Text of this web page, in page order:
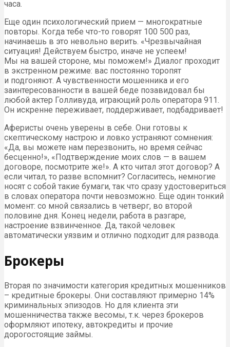
часа.
Еще один психологический прием — многократные
повторы. Когда тебе что-то говорят 100 500 раз,
начинаешь в это невольно верить. «Чрезвычайная
ситуация! Действуем быстро, иначе не успеем!
Мы на вашей стороне, мы поможем!» Диалог проходит
в экстренном режиме: вас постоянно торопят
и подгоняют. А чувственности мошенника и его
заинтересованности в вашей беде позавидовал бы
любой актер Голливуда, играющий роль оператора 911.
Он искренне переживает, поддерживает, подбадривает!
Аферисты очень уверены в себе. Они готовы к
скептическому настрою и ловко устраняют сомнения:
«Да, вы можете нам перезвонить, но время сейчас
бесценно!», «Подтверждение моих слов — в вашем
договоре, посмотрите же!». А кто читал этот договор? А
если читал, то разве вспомнит? Согласитесь, немногие
носят с собой такие бумаги, так что сразу удостовериться
в словах оператора почти невозможно. Еще один тонкий
момент: со мной связались в четверг, во второй
половине дня. Конец недели, работа в разгаре,
настроение взвинченное. Да, такой человек
автоматически уязвим и отлично подходит для развода.
Брокеры
Вторая по значимости категория кредитных мошенников
– кредитные брокеры. Они составляют примерно 14%
криминальных эпизодов. Но для клиента эти
мошенничества также весомы, т.к. через брокеров
оформляют ипотеку, автокредиты и прочие
дорогостоящие займы.